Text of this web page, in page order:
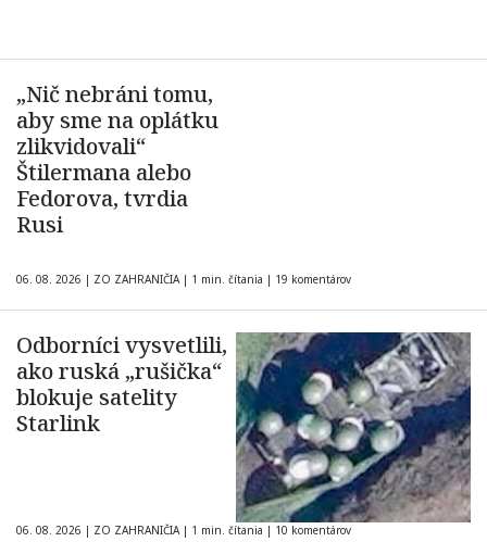
„Nič nebráni tomu,
aby sme na oplátku
zlikvidovali“
Štilermana alebo
Fedorova, tvrdia
Rusi
06. 08. 2026 | ZO ZAHRANIČIA | 1 min. čítania | 19 komentárov
Odborníci vysvetlili,
ako ruská „rušička“
blokuje satelity
Starlink
06. 08. 2026 | ZO ZAHRANIČIA | 1 min. čítania | 10 komentárov